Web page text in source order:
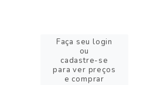
Faça seu login
ou
cadastre-se
para ver preços
e comprar